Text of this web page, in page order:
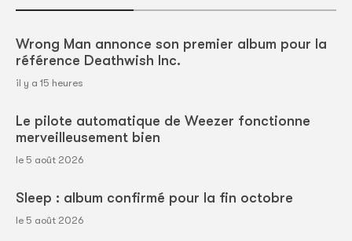
Wrong Man annonce son premier album pour la
référence Deathwish Inc.
il y a 15 heures
Le pilote automatique de Weezer fonctionne
merveilleusement bien
le 5 août 2026
Sleep : album confirmé pour la fin octobre
le 5 août 2026